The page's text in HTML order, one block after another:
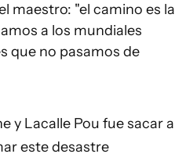
maestro: "el camino es la
a los mundiales
que no pasamos de
y Lacalle Pou fue sacar a
este desastre